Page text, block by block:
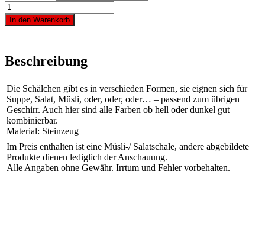
Müsli-
/
Salatschale
In den Warenkorb
Beschreibung
Die Schälchen gibt es in verschieden Formen, sie eignen sich für
Suppe, Salat, Müsli, oder, oder, oder… – passend zum übrigen
Geschirr. Auch hier sind alle Farben ob hell oder dunkel gut
kombinierbar.
Material: Steinzeug
Im Preis enthalten ist eine Müsli-/ Salatschale, andere abgebildete
Produkte dienen lediglich der Anschauung.
Alle Angaben ohne Gewähr. Irrtum und Fehler vorbehalten.